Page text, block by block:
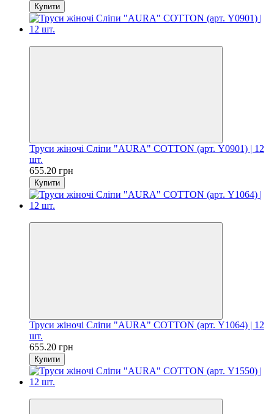
Купити
Труси жіночі Сліпи "AURA" COTTON (арт. Y0901) | 12
шт.
655.20 грн
Купити
Труси жіночі Сліпи "AURA" COTTON (арт. Y1064) | 12
шт.
655.20 грн
Купити